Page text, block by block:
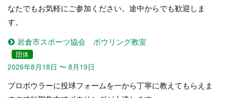
なたでもお気軽にご参加ください。途中からでも歓迎しま
す。
岩倉市スポーツ協会 ボウリング教室
団体
2026年8月18日 〜 8月19日
プロボウラーに投球フォームを一から丁寧に教えてもらえま